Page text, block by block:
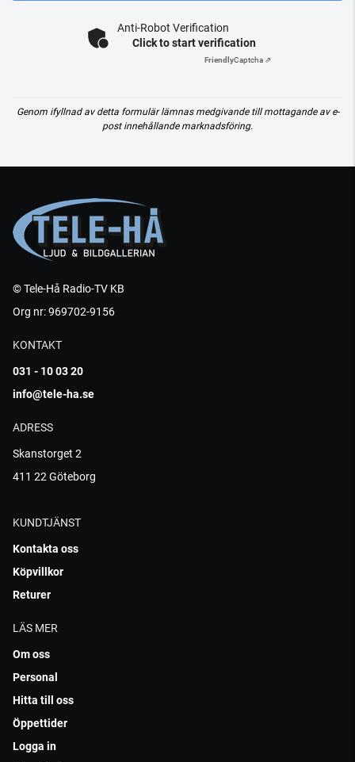
Anti-Robot Verification
Click to start verification
FriendlyCaptcha ⇗
Genom ifyllnad av detta formulär lämnas medgivande till mottagande av e-
post innehållande marknadsföring.
© Tele-Hå Radio-TV KB
Org nr: 969702-9156
KONTAKT
031 - 10 03 20
info@tele-ha.se
ADRESS
Skanstorget 2
411 22 Göteborg
KUNDTJÄNST
Kontakta oss
Köpvillkor
Returer
LÄS MER
Om oss
Personal
Hitta till oss
Öppettider
Logga in